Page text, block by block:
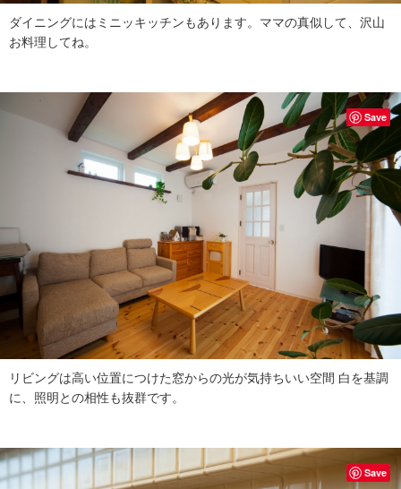
ダイニングにはミニッキッチンもあります。ママの真似して、沢山
お料理してね。
リビングは高い位置につけた窓からの光が気持ちいい空間 白を基調
に、照明との相性も抜群です。
Save
Save